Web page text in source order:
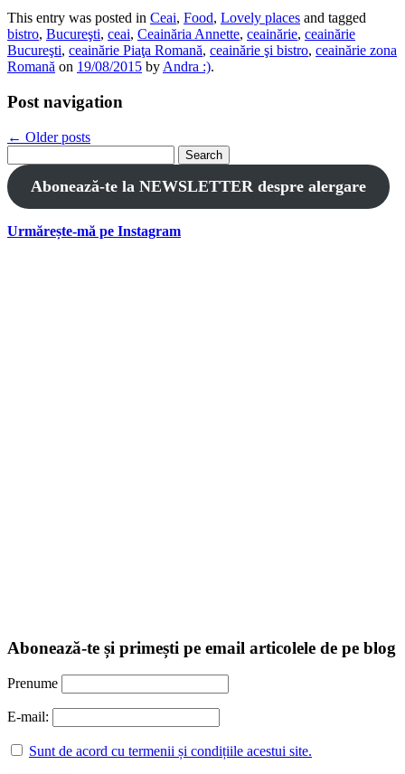
This entry was posted in Ceai, Food, Lovely places and tagged
bistro, Bucureşti, ceai, Ceainăria Annette, ceainărie, ceainărie
Bucureşti, ceainărie Piaţa Romană, ceainărie şi bistro, ceainărie zona
Romană on 19/08/2015 by Andra :).
Post navigation
← Older posts
for:
Abonează-te la NEWSLETTER despre alergare
Urmărește-mă pe Instagram
Abonează-te și primești pe email articolele de pe blog
Prenume
E-mail:
Sunt de acord cu termenii și condițiile acestui site.